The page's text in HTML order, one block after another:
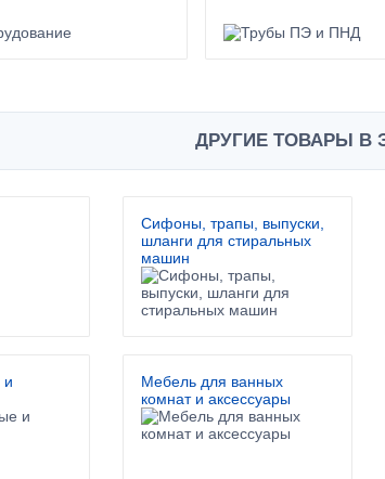
ДРУГИЕ ТОВАРЫ В
Сифоны, трапы, выпуски,
шланги для стиральных
машин
и
Мебель для ванных
комнат и аксессуары